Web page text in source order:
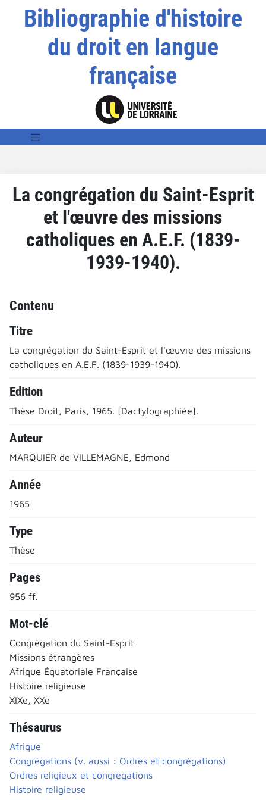
Bibliographie d'histoire
du droit en langue
française
La congrégation du Saint-Esprit
et l'œuvre des missions
catholiques en A.E.F. (1839-
1939-1940).
Contenu
Titre
La congrégation du Saint-Esprit et l'œuvre des missions
catholiques en A.E.F. (1839-1939-1940).
Edition
Thèse Droit, Paris, 1965. [Dactylographiée].
Auteur
MARQUIER de VILLEMAGNE, Edmond
Année
1965
Type
Thèse
Pages
956 ff.
Mot-clé
Congrégation du Saint-Esprit
Missions étrangères
Afrique Équatoriale Française
Histoire religieuse
XIXe, XXe
Thésaurus
Afrique
Congrégations (v. aussi : Ordres et congrégations)
Ordres religieux et congrégations
Histoire religieuse